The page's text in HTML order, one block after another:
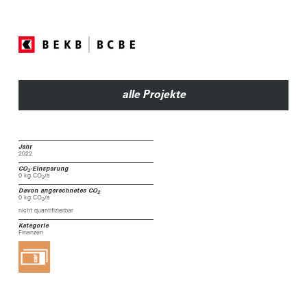
Jahr
2022
CO2-Einsparung
0 kg CO2/a
Davon angerechnetes CO2
0 kg CO2/a
nicht quantifizierbar
Kategorie
Finanzen
alle Projekte